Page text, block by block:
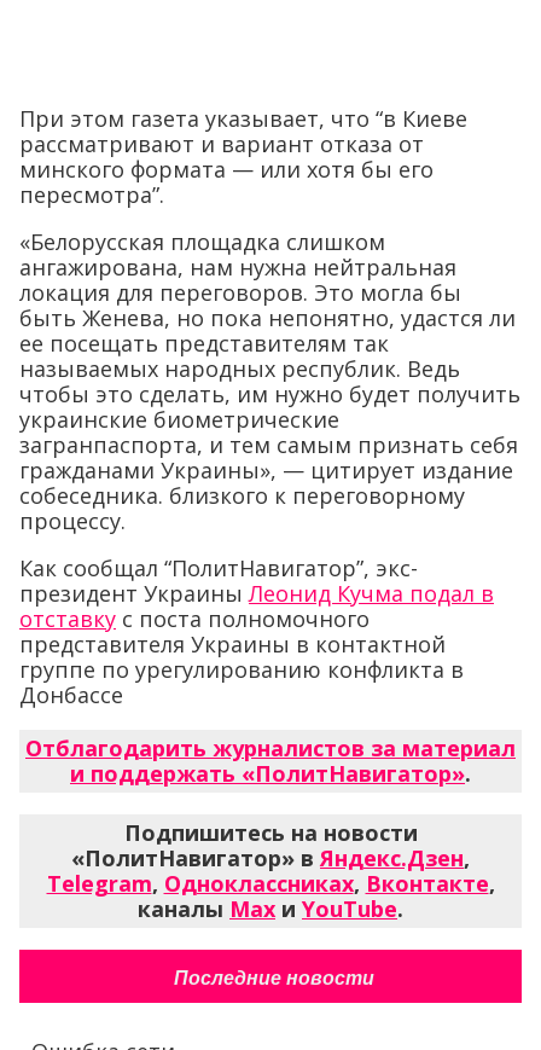
При этом газета указывает, что “в Киеве
рассматривают и вариант отказа от
минского формата — или хотя бы его
пересмотра”.
«Белорусская площадка слишком
ангажирована, нам нужна нейтральная
локация для переговоров. Это могла бы
быть Женева, но пока непонятно, удастся ли
ее посещать представителям так
называемых народных республик. Ведь
чтобы это сделать, им нужно будет получить
украинские биометрические
загранпаспорта, и тем самым признать себя
гражданами Украины», — цитирует издание
собеседника. близкого к переговорному
процессу.
Как сообщал “ПолитНавигатор”, экс-
президент УкраиныЛеонид Кучма подал в
отставку с поста полномочного
представителя Украины в контактной
группе по урегулированию конфликта в
Донбассе
Отблагодарить журналистов за материал
и поддержать «ПолитНавигатор».
Подпишитесь на новости
«ПолитНавигатор» вЯндекс.Дзен,
Telegram, Одноклассниках, Вконтакте,
каналы Max и YouTube.
Последние новости